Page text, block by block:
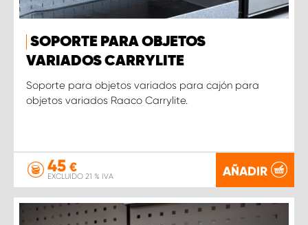
SOPORTE PARA OBJETOS
VARIADOS CARRYLITE
Soporte para objetos variados para cajón para
objetos variados Raaco Carrylite.
45 €
EXCLUIDO 21 % IVA AÑADIR